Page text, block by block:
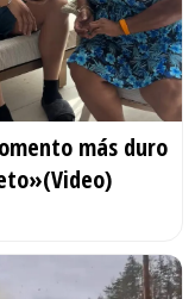
más duro